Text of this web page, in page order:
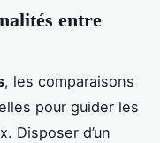
entre
, les comparaisons
pour guider les
Disposer d’un